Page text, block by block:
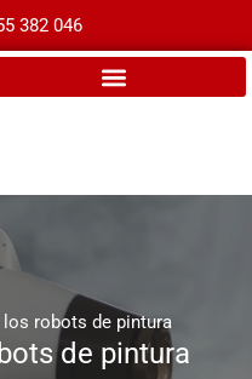
382 046
robots de pintura
de pintura